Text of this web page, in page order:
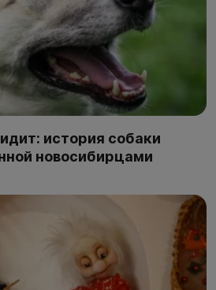
история собаки
новосибирцами